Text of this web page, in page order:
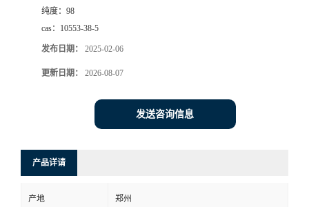
言
纯度： 98
cas： 10553-38-5
发布日期： 2025-02-06
更新日期： 2026-08-07
发送咨询信息
产品详请
产地 郑州